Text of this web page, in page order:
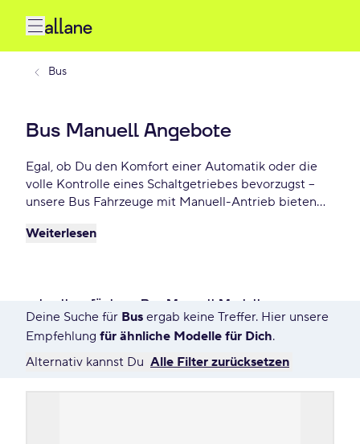
Bus
Bus Manuell Angebote
Egal, ob Du den Komfort einer Automatik oder die
volle Kontrolle eines Schaltgetriebes bevorzugst –
unsere Bus Fahrzeuge mit Manuell-Antrieb bieten
perfektes Modell und sichere Dir Top-Konditionen
Weiterlesen
schnell verfügbare Bus Manuell Modelle
3396 Angebote für Deine Suche
Deine Suche für Bus ergab keine Treffer. Hier unsere
Empfehlung für ähnliche Modelle für Dich.
Alternativ kannst Du Alle Filter zurücksetzen